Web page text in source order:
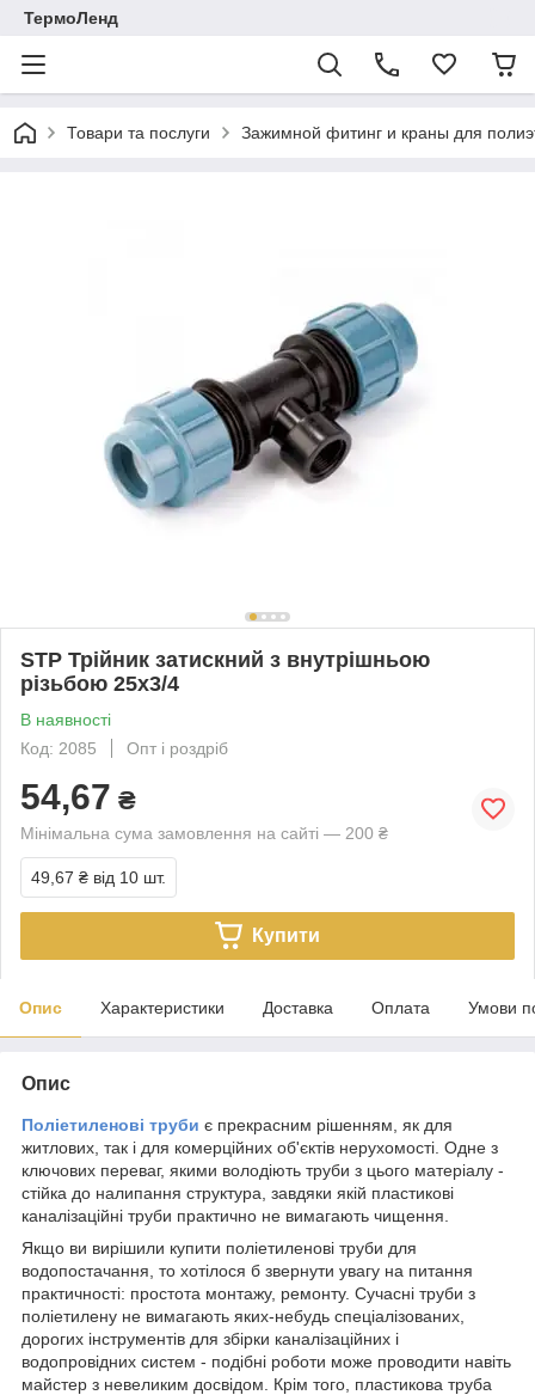
ТермоЛенд
Товари та послуги Зажимной фитинг и краны для
STP Трійник затискний з внутрішньою
різьбою 25х3/4
В наявності
Код: 2085
Опт і роздріб
54,67 ₴
Мінімальна сума замовлення на сайті — 200 ₴
49,67 ₴ від 10 шт.
Купити
Опис Характеристики Доставка Оплата Умови
Опис
Поліетиленові труби є прекрасним рішенням, як для
житлових, так і для комерційних об'єктів нерухомості. Одне з
ключових переваг, якими володіють труби з цього матеріалу -
стійка до налипання структура, завдяки якій пластикові
каналізаційні труби практично не вимагають чищення.
Якщо ви вирішили купити поліетиленові труби для
водопостачання, то хотілося б звернути увагу на питання
практичності: простота монтажу, ремонту. Сучасні труби з
поліетилену не вимагають яких-небудь спеціалізованих,
дорогих інструментів для збірки каналізаційних і
водопровідних систем - подібні роботи може проводити навіть
майстер з невеликим досвідом. Крім того, пластикова труба